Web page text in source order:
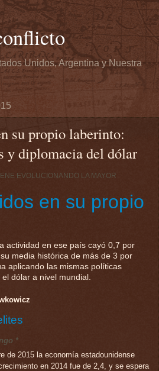
Unidos, Argentina y Nuestra
su propio laberinto:
y diplomacia del dólar
EVOLUCIONANDO LA MAYOR
en su propio
actividad en ese país cayó 0,7 por
media histórica de más de 3 por
aplicando las mismas políticas
dólar a nivel mundial.
*
de 2015 la economía estadounidense
en 2014 fue de 2,4, y se espera